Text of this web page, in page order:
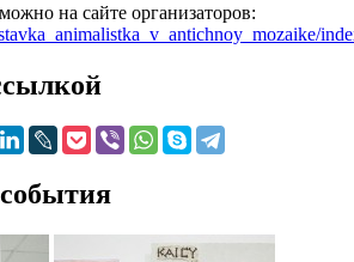
на сайте организаторов: